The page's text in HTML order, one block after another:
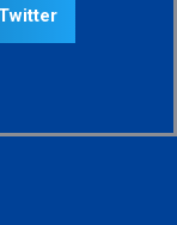
Twitter